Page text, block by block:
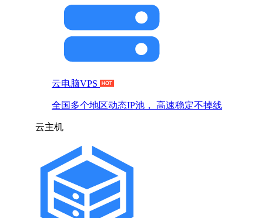
云电脑VPS
全国多个地区动态IP池， 高速稳定不掉线
云主机